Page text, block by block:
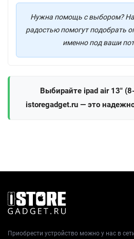
Нужна помощь с выбором?
радостью помогут подобрать
именно под ваши
Выбирайте ipad air 13"
istoregadget.ru — это
Приобрести устройство можно у нас в